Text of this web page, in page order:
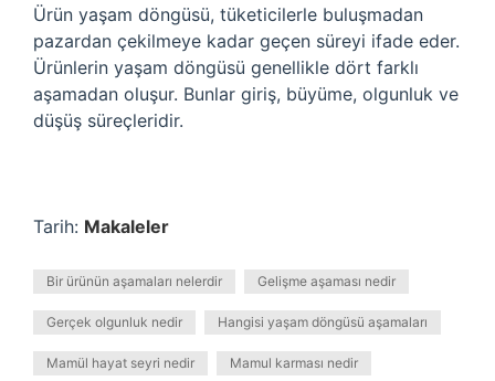
Ürün yaşam döngüsü, tüketicilerle buluşmadan
pazardan çekilmeye kadar geçen süreyi ifade eder.
Ürünlerin yaşam döngüsü genellikle dört farklı
aşamadan oluşur. Bunlar giriş, büyüme, olgunluk ve
düşüş süreçleridir.
Tarih: Makaleler
Bir ürünün aşamaları nelerdir Gelişme aşaması nedir
Gerçek olgunluk nedir Hangisi yaşam döngüsü aşamaları
Mamül hayat seyri nedir Mamul karması nedir